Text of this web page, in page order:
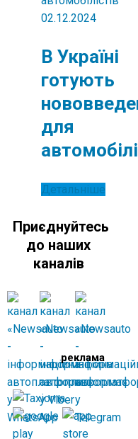
02.12.2024
В Україні
готують
для
Детальніше
Приєднуйтесь
до наших
каналів
реклама